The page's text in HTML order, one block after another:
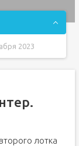
2023
лотка